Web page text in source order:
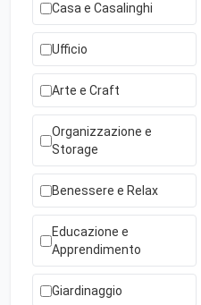
Casa e Casalinghi
Ufficio
Arte e Craft
Organizzazione e
Storage
Benessere e Relax
Educazione e
Apprendimento
Giardinaggio